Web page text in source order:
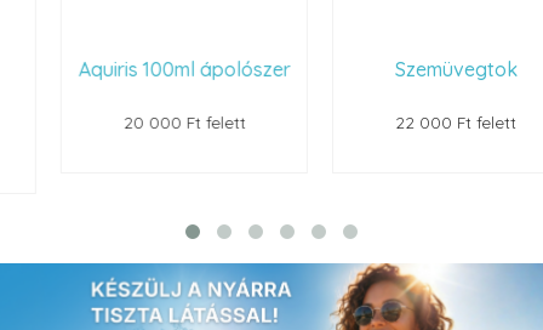
Aquiris 100ml ápolószer
20 000 Ft felett
Szemüvegtok
22 000 Ft felett